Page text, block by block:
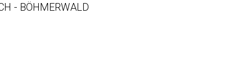
- BÖHMERWALD